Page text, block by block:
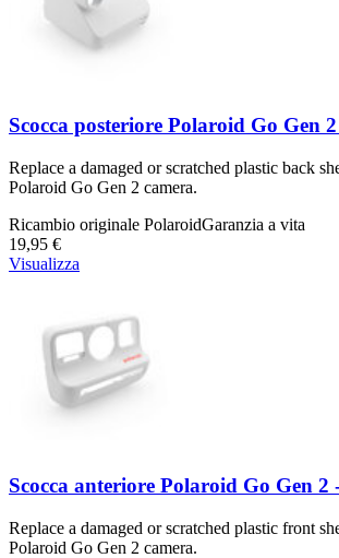
Scocca posteriore Polaroid Go Gen
Replace a damaged or scratched plastic back
Polaroid Go Gen 2 camera.
Ricambio originale PolaroidGaranzia a vita
19,95 €
Visualizza
Scocca anteriore Polaroid Go Gen 2
Replace a damaged or scratched plastic front
Polaroid Go Gen 2 camera.